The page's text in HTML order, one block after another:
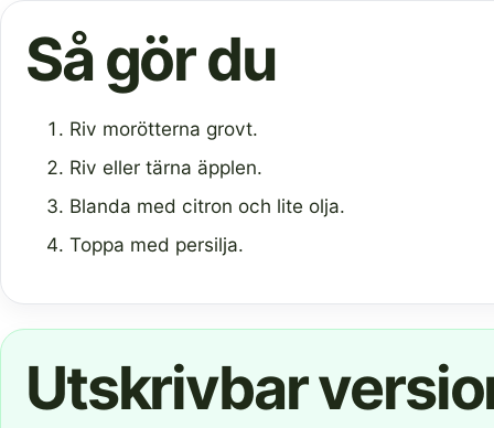
Så gör du
Riv morötterna grovt.
Riv eller tärna äpplen.
Blanda med citron och lite olja.
Toppa med persilja.
Utskrivbar